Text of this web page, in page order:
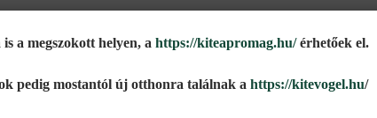
a megszokott helyen, a https://kiteapromag.hu/érhetőek el.
pedig mostantól új otthonra találnak a https://kitevogel.hu/